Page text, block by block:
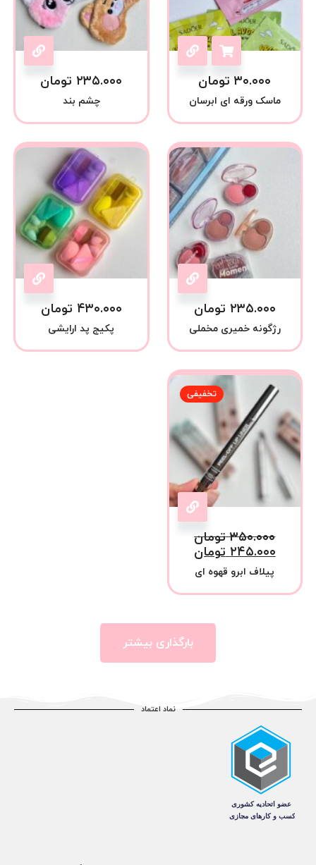
۳۰.۰۰۰ تومان
ماسک ورقه ای ابرسان
۲۳۵.۰۰۰ تومان
چشم بند
۲۳۵.۰۰۰ تومان
رژگونه خمیری مخملی
۴۳۰.۰۰۰ تومان
پکیج پد ارایشی
تخفیفی
۳۵۰.۰۰۰ تومان
۲۴۵.۰۰۰ تومان
پیلاف ابرو قهوه ای
بارگذاری بیشتر
نماد اعتماد